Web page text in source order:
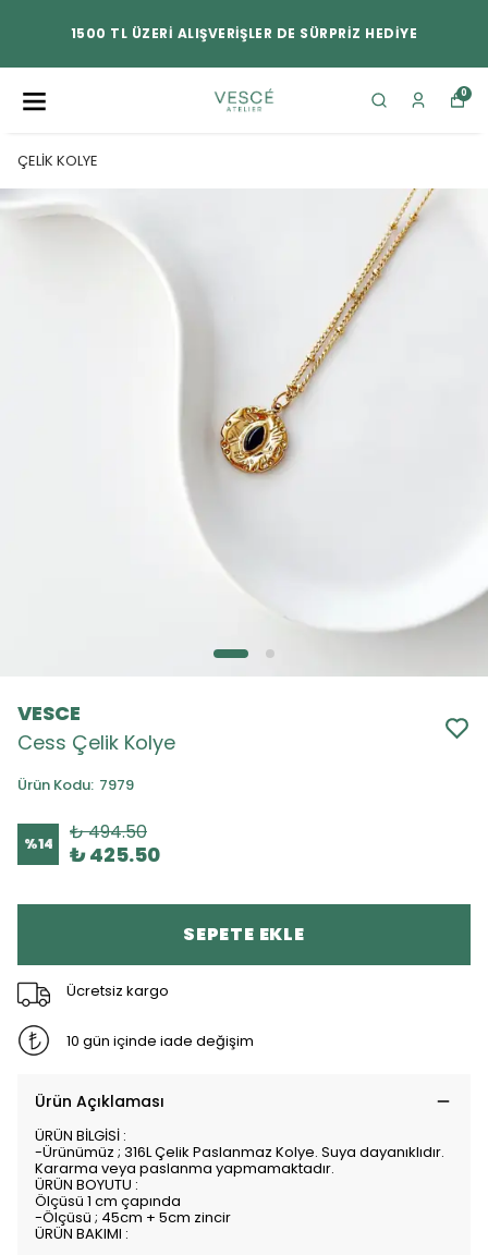
1500 TL ÜZERİ ALIŞVERİŞLER DE SÜRPRİZ HEDİYE
0
ÇELİK KOLYE
VESCE
Cess Çelik Kolye
Ürün Kodu: 7979
%14 ₺ 494.50
₺ 425.50
SEPETE EKLE
Ücretsiz kargo
10 gün içinde iade değişim
Ürün Açıklaması
ÜRÜN BİLGİSİ :
-Ürünümüz ; 316L Çelik Paslanmaz Kolye. Suya dayanıklıdır.
Kararma veya paslanma yapmamaktadır.
ÜRÜN BOYUTU :
Ölçüsü 1 cm çapında
-Ölçüsü ; 45cm + 5cm zincir
ÜRÜN BAKIMI :